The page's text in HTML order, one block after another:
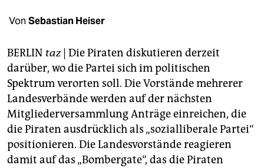
fragen & hilfe
unterstützen
abo
genossenschaft
epaper login
Von Sebastian Heiser
BERLIN taz| Die Piraten diskutieren derzeit
darüber, wo die Partei sich im politischen
Spektrum verorten soll. Die Vorstände mehrerer
Landesverbände werden auf der nächsten
Mitgliederversammlung Anträge einreichen, die
die Piraten ausdrücklich als „sozialliberale Partei“
positionieren. Die Landesvorstände reagieren
damit auf das „Bombergate“, das die Piraten